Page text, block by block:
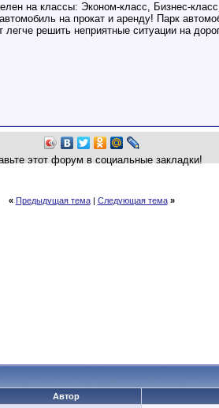
на классы: Эконом-класс, Бизнес-
на прокат и аренду! Парк
решить неприятные ситуации на
этот форум в социальные закладки!
« Предыдущая тема| Следующая тема »
Автор